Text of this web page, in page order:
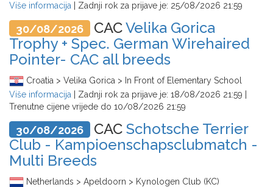
Više informacija
| Zadnji rok za prijave je: 25/08/2026 21:59
30/08/2026 CACVelika Gorica
Trophy + Spec. German Wirehaired
Pointer- CAC all breeds
Croatia > Velika Gorica > In Front of Elementary School
Više informacija
| Zadnji rok za prijave je: 18/08/2026 21:59
Trenutne cijene vrijede do 10/08/2026 21:59
30/08/2026 CAC Schotsche Terrier
Club - Kampioenschapsclubmatch -
Multi Breeds
Netherlands > Apeldoorn > Kynologen Club (KC)